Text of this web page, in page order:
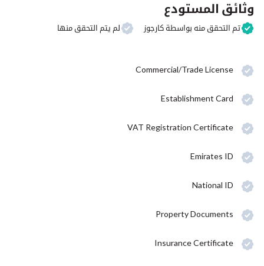
وثائق المستودع
تم التحقق منه بواسطة كارجوز لم يتم التحقق منها
Commercial/Trade License
Establishment Card
VAT Registration Certificate
Emirates ID
National ID
Property Documents
Insurance Certificate